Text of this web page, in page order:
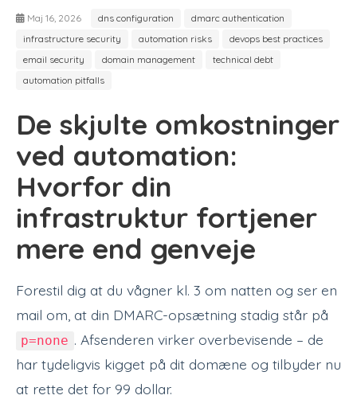
Maj 16, 2026 dns configuration
dmarc authentication
infrastructure security
automation risks
devops best practices
email security
domain management
technical debt
automation pitfalls
De skjulte omkostninger
ved automation:
Hvorfor din
infrastruktur fortjener
mere end genveje
Forestil dig at du vågner kl. 3 om natten og ser en
mail om, at din DMARC-opsætning stadig står på
p=none . Afsenderen virker overbevisende – de
har tydeligvis kigget på dit domæne og tilbyder nu
at rette det for 99 dollar.